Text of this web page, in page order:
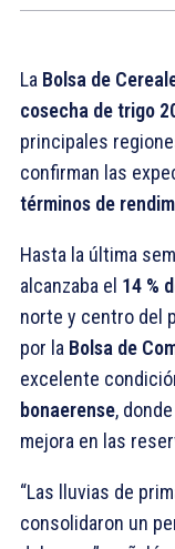
La Bolsa de
cosecha de trigo
principales
confirman las
términos de
Hasta la última
alcanzaba el 14 %
norte y centro del
por la Bolsa de
excelente
bonaerense,
mejora en las
“Las lluvias de
consolidaron un